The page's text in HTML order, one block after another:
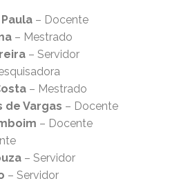
– Docente
– Mestrado
– Servidor
– Mestrado
de Vargas – Docente
– Docente
– Servidor
– Servidor